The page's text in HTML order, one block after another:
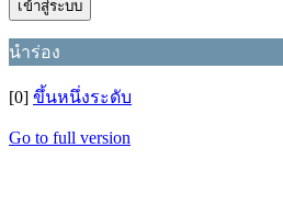
นำร่อง
[0] ขึ้นหนึ่งระดับ
Go to full version